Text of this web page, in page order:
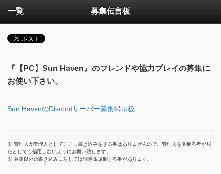
一覧 募集伝言板
『【PC】Sun Haven』のフレンドや協力プレイの募集に
お使い下さい。
Sun HavenのDiscordサーバー募集掲示板
※ 管理人が管理人としてここに書き込みをする事はありませんので、管理人を名乗る者が居
たとしても信用しないようにお願い致します。
※ 募集以外の書き込みに対しては削除＆規制する事があります。